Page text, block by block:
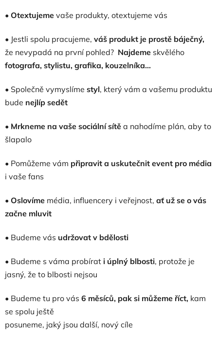
• Otextujeme vaše produkty, otextujeme vás
• Jestli spolu pracujeme, váš produkt je prostě báječný,
že nevypadá na první pohled? Najdeme skvělého
fotografa, stylistu, grafika, kouzelníka...
• Společně vymyslíme styl, který vám a vašemu produktu
bude nejlíp sedět
• Mrkneme na vaše sociální sítě a nahodíme plán, aby to
šlapalo
• Pomůžeme vám připravit a uskutečnit event pro média
i vaše fans
• Oslovíme média, influencery i veřejnost, ať už se o vás
začne mluvit
• Budeme vás udržovat v bdělosti
• Budeme s váma probírat i úplný blbosti, protože je
jasný, že to blbosti nejsou
• Budeme tu pro vás 6 měsíců, pak si můžeme říct, kam
se spolu ještě
posuneme, jaký jsou další, nový cíle